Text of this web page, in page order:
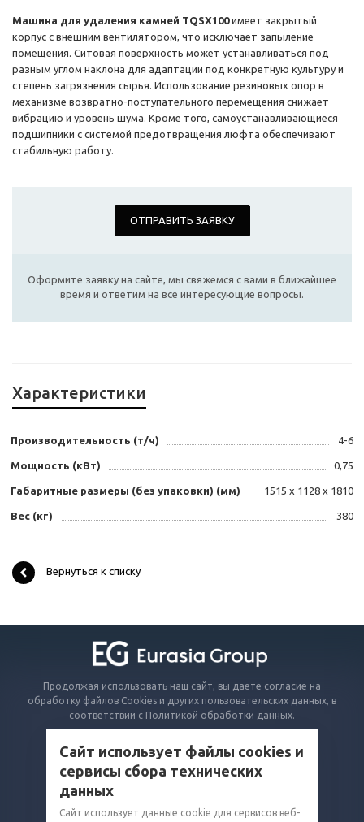
Машина для удаления камней TQSX100имеет закрытый
корпус с внешним вентилятором, что исключает запыление
помещения. Ситовая поверхность может устанавливаться под
разным углом наклона для адаптации под конкретную культуру и
степень загрязнения сырья. Использование резиновых опор в
механизме возвратно-поступательного перемещения снижает
вибрацию и уровень шума. Кроме того, самоустанавливающиеся
подшипники с системой предотвращения люфта обеспечивают
стабильную работу.
ОТПРАВИТЬ ЗАЯВКУ
Оформите заявку на сайте, мы свяжемся с вами в ближайшее
время и ответим на все интересующие вопросы.
Характеристики
Производительность (т/ч) 4-6
Мощность (кВт) 0,75
Габаритные размеры (без упаковки) (мм) 1515 x 1128 x 1810
Вес (кг) 380
Вернуться к списку
Продолжая использовать наш сайт, вы даете согласие на
обработку файлов Cookies и других пользовательских данных, в
соответствии с Политикой обработки данных.
КОМПАНИЯ
Сайт использует файлы cookies и
сервисы сбора технических
данных
Сайт использует данные cookie для сервисов веб-